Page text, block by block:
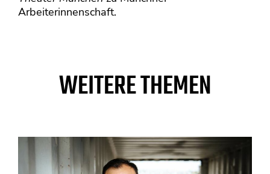
Arbeiterinnenschaft.
WEITERE THEMEN